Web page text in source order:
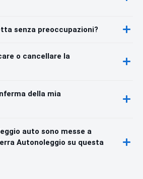
senza preoccupazioni?
o cancellare la
della mia
auto sono messe a
Autonoleggio su questa